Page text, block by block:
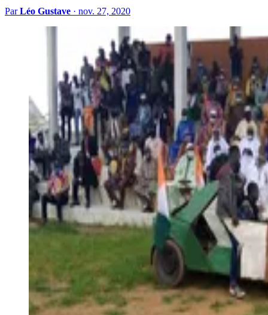
ParLéo Gustave · nov. 27, 2020